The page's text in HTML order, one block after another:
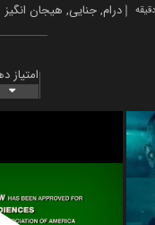
درام,جنایی, هیجان انگیز
امتیاز